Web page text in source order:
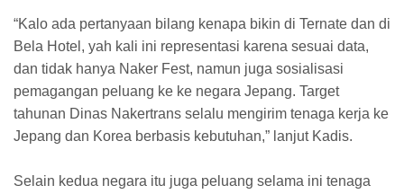
“Kalo ada pertanyaan bilang kenapa bikin di Ternate dan di
Bela Hotel, yah kali ini representasi karena sesuai data,
dan tidak hanya Naker Fest, namun juga sosialisasi
pemagangan peluang ke ke negara Jepang. Target
tahunan Dinas Nakertrans selalu mengirim tenaga kerja ke
Jepang dan Korea berbasis kebutuhan,” lanjut Kadis.
Selain kedua negara itu juga peluang selama ini tenaga